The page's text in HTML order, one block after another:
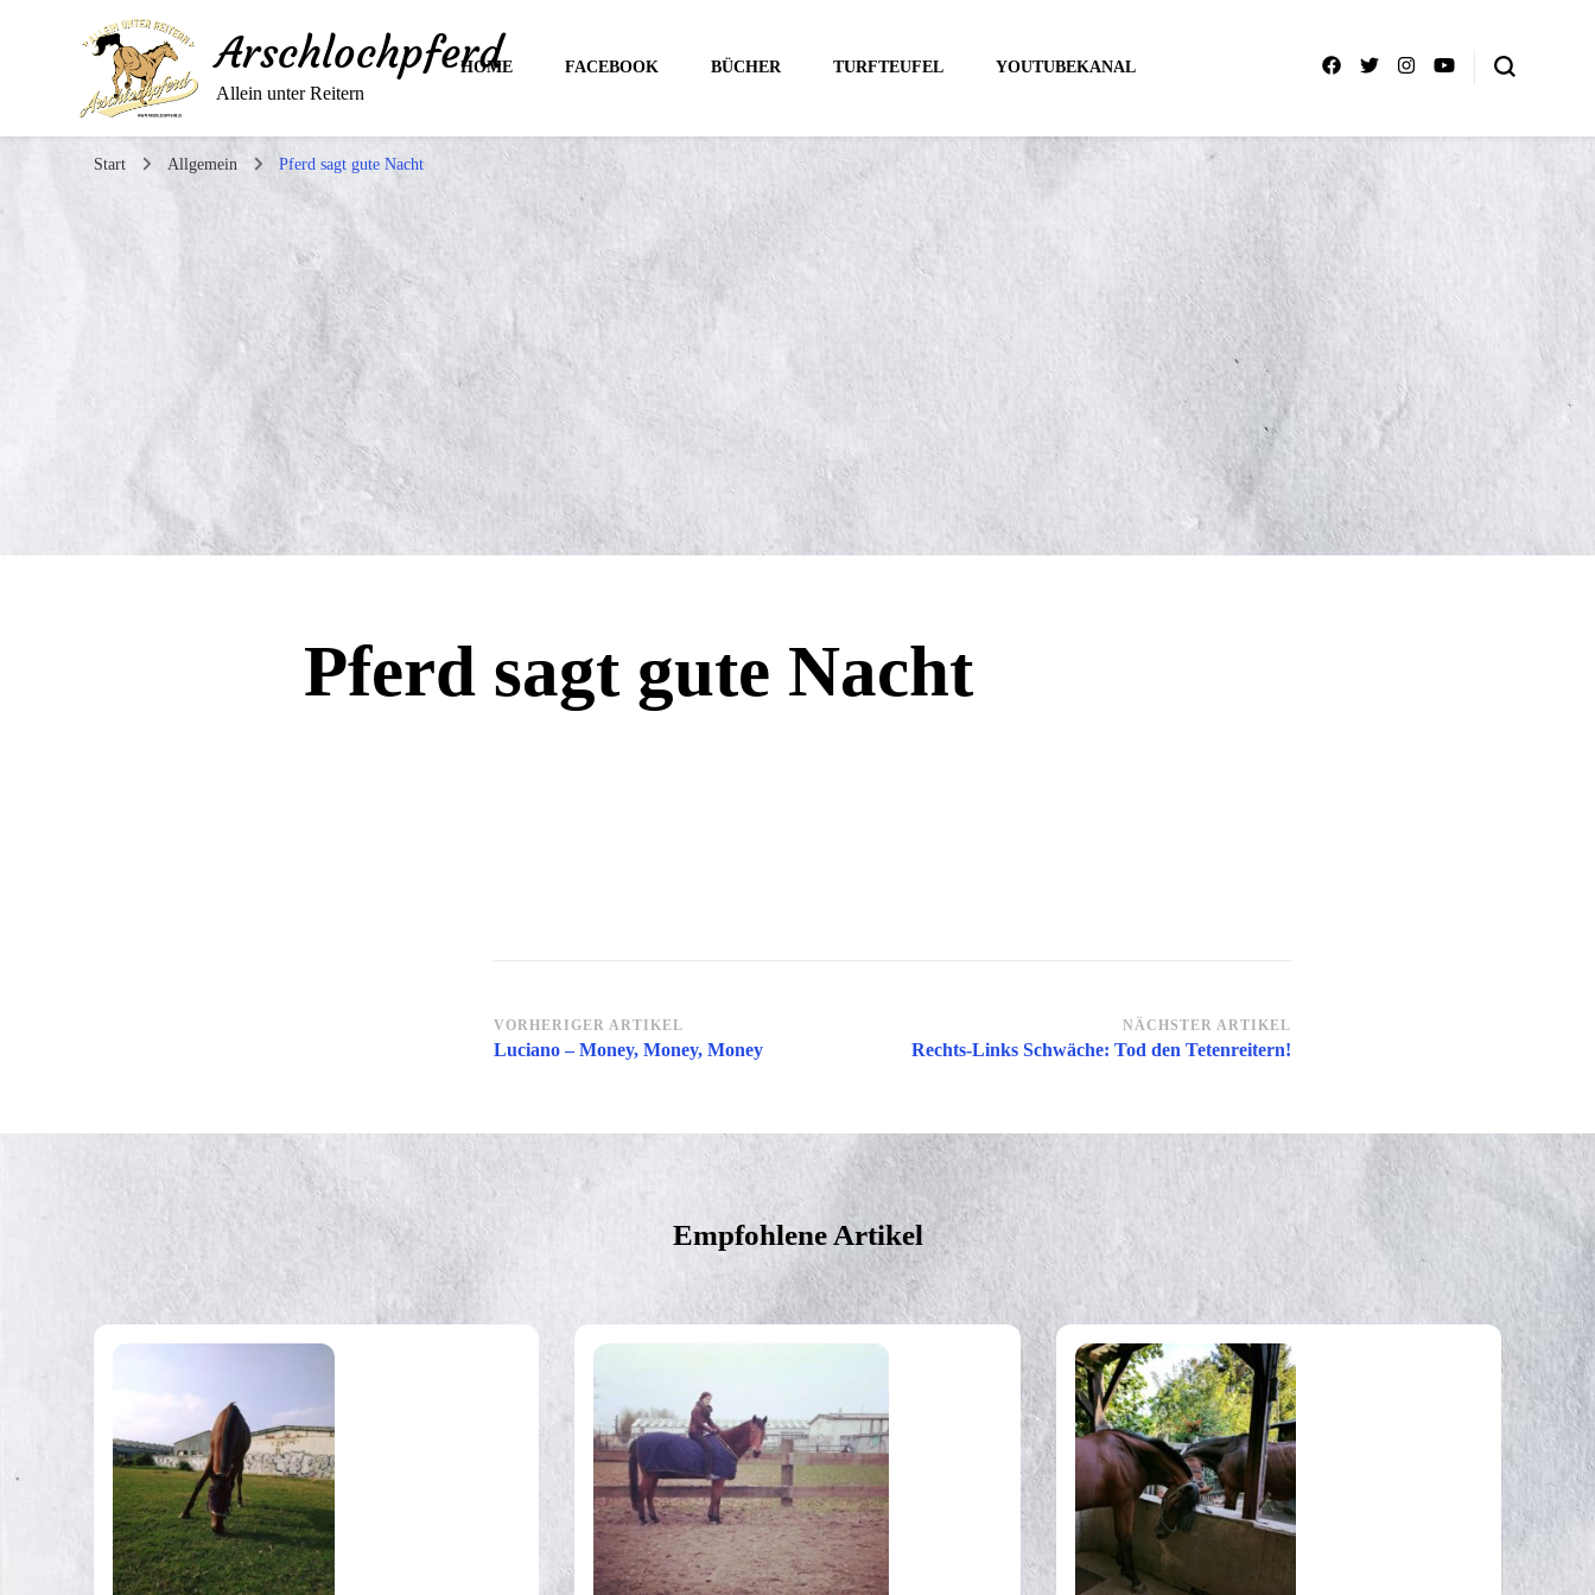
Arschlochpferd
Allein unter Reitern
HOME FACEBOOK BÜCHER TURFTEUFEL YOUTUBEKANAL
Start Allgemein Pferd sagt gute Nacht
Pferd sagt gute Nacht
Beitragsnavigation
VORHERIGER ARTIKEL
Luciano – Money, Money, Money
NÄCHSTER ARTIKEL
Rechts-Links Schwäche: Tod den Tetenreitern!
Empfohlene Artikel